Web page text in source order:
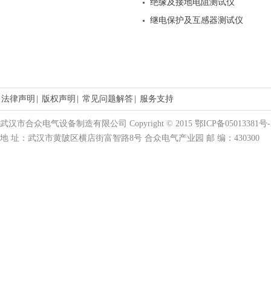
绝缘及接地电阻测试仪
继电保护及互感器测试仪
法律声明 版权声明 常见问题解答 服务支持
武汉市合众电气设备制造有限公司 Copyright © 2015 鄂ICP备05013381号
地 址：武汉市黄陂区横店街富智路8号 合众电气产业园 邮 编：430300